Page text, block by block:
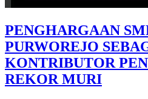
PENGHARGAAN
PURWOREJO
KONTRIBUTOR
REKOR MURI